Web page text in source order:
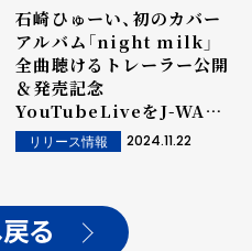
石崎ひゅーい、初のカバー
アルバム「night milk」
全曲聴けるトレーラー公開
＆発売記念
YouTubeLiveをJ-WAVE
より生配信。
リリース情報 2024.11.22
る